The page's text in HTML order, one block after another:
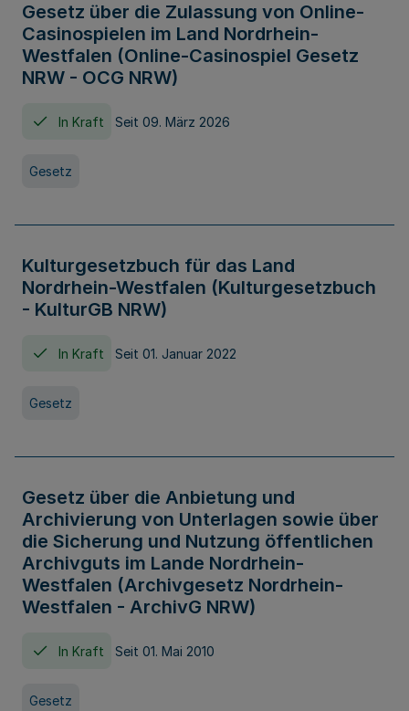
Gesetz über die Zulassung von Online-
Casinospielen im Land Nordrhein-
Westfalen (Online-Casinospiel Gesetz
NRW - OCG NRW)
In Kraft Seit 09. März 2026
Gesetz
Kulturgesetzbuch für das Land
Nordrhein-Westfalen (Kulturgesetzbuch
- KulturGB NRW)
In Kraft Seit 01. Januar 2022
Gesetz
Gesetz über die Anbietung und
Archivierung von Unterlagen sowie über
die Sicherung und Nutzung öffentlichen
Archivguts im Lande Nordrhein-
Westfalen (Archivgesetz Nordrhein-
Westfalen - ArchivG NRW)
In Kraft Seit 01. Mai 2010
Gesetz